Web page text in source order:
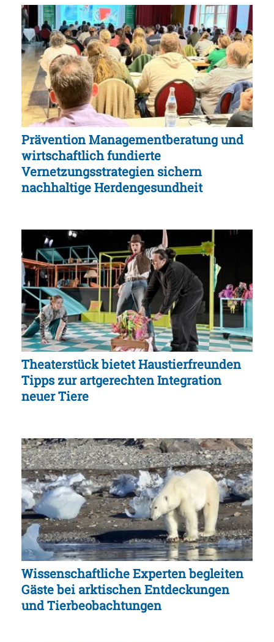
Prävention Managementberatung und
wirtschaftlich fundierte
Vernetzungsstrategien sichern
nachhaltige Herdengesundheit
Theaterstück bietet Haustierfreunden
Tipps zur artgerechten Integration
neuer Tiere
Wissenschaftliche Experten begleiten
Gäste bei arktischen Entdeckungen
und Tierbeobachtungen